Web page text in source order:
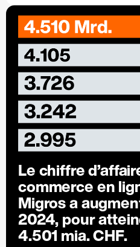
Le chiffre
commerce en
Migros a
2024, pour
4.501 mia. CHF.